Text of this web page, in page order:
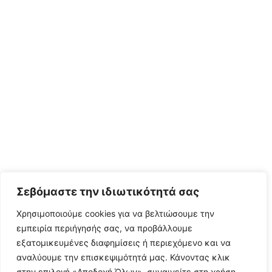
Σεβόμαστε την ιδιωτικότητά σας
Χρησιμοποιούμε cookies για να βελτιώσουμε την
εμπειρία περιήγησής σας, να προβάλλουμε
εξατομικευμένες διαφημίσεις ή περιεχόμενο και να
αναλύουμε την επισκεψιμότητά μας. Κάνοντας κλικ